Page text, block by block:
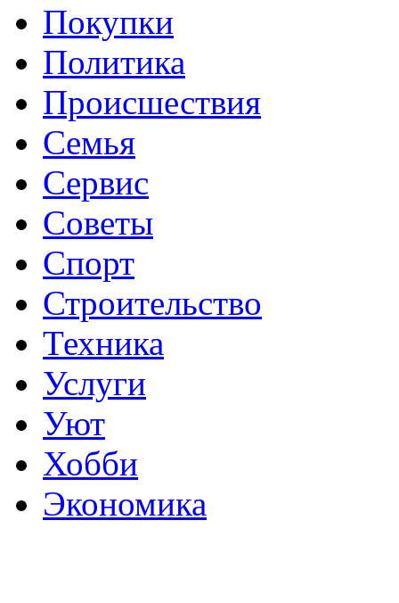
Покупки
Политика
Происшествия
Семья
Сервис
Советы
Спорт
Строительство
Техника
Услуги
Уют
Хобби
Экономика